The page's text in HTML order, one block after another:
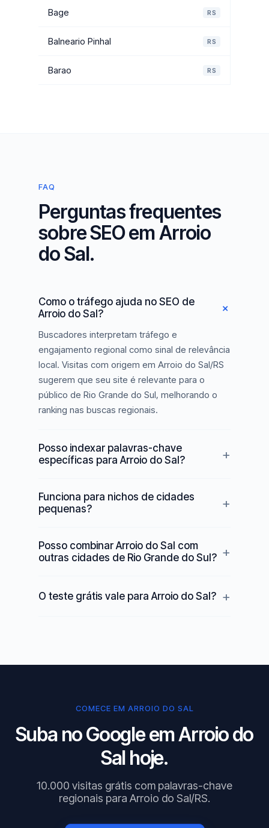
Bage RS
Balneario Pinhal RS
Barao RS
FAQ
Perguntas frequentes
sobre SEO em Arroio
do Sal.
Como o tráfego ajuda no SEO de
Arroio do Sal?
Buscadores interpretam tráfego e
engajamento regional como sinal de relevância
local. Visitas com origem em Arroio do Sal/RS
sugerem que seu site é relevante para o
público de Rio Grande do Sul, melhorando o
ranking nas buscas regionais.
Posso indexar palavras-chave
específicas para Arroio do Sal?
Funciona para nichos de cidades
pequenas?
Posso combinar Arroio do Sal com
outras cidades de Rio Grande do Sul?
O teste grátis vale para Arroio do Sal?
COMECE EM ARROIO DO SAL
Suba no Google em Arroio do
Sal hoje.
10.000 visitas grátis com palavras-chave
regionais para Arroio do Sal/RS.